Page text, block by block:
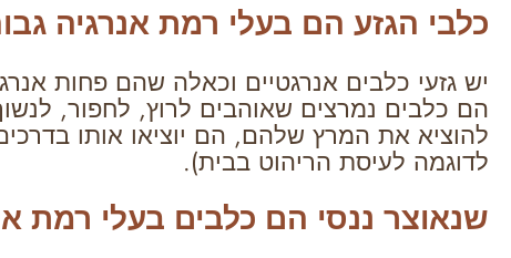
כלבי הגזע הם בעלי רמת אנרגיה
יש גזעי כלבים אנרגטיים וכאלה שהם פחות
הם כלבים נמרצים שאוהבים לרוץ, לחפור,
להוציא את המרץ שלהם, הם יוציאו אותו
לדוגמה לעיסת הריהוט בבית).
שנאוצר ננסי הם כלבים בעלי רמת